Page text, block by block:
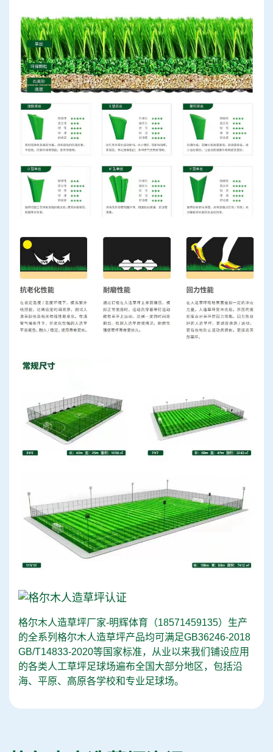
格尔木人造草坪厂家-明辉体育（18571459135）生产
的全系列格尔木人造草坪产品均可满足GB36246-2018
GB/T14833-2020等国家标准，从业以来我们铺设应用
的各类人工草坪足球场遍布全国大部分地区，包括沿
海、平原、高原各学校和专业足球场。